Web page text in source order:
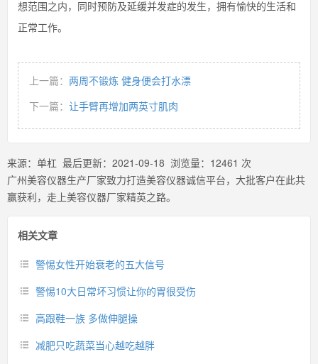
想范围之内，同时预防及延缓并发症的发生，拥有愉快的生活和
正常工作。
上一篇： 两周不锻炼 健身便会打水漂
下一篇： 让手臂再增加两英寸肌肉
来源： 单杠 最后更新： 2021-09-18 浏览量： 12461 次
广州美容仪器生产厂家致力打造美容仪器诚信平台，大批客户在此共
赢获利，走上美容仪器厂家精英之路。
相关文章
警惕女性开始衰老的五大信号
警惕10大日常坏习惯让你的胃很受伤
高跟鞋一族 多做伸腿操
减肥只吃蔬菜当心越吃越胖